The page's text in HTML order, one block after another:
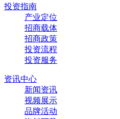
投资指南
产业定位
招商载体
招商政策
投资流程
投资服务
资讯中心
新闻资讯
视频展示
品牌活动